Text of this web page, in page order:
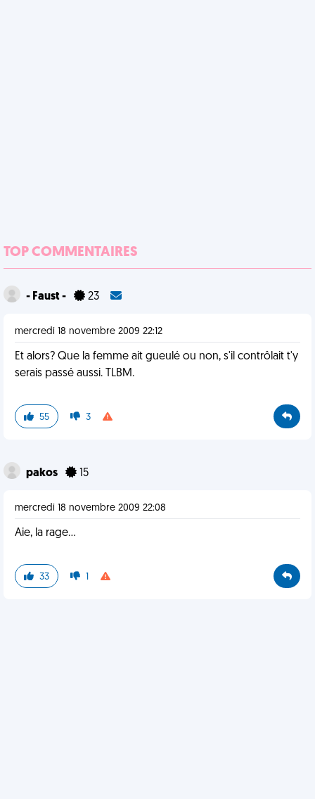
TOP COMMENTAIRES
- Faust - 23
mercredi 18 novembre 2009 22:12
Et alors? Que la femme ait gueulé ou non, s'il contrôlait t'y
serais passé aussi. TLBM.
55 3
pakos 15
mercredi 18 novembre 2009 22:08
Aie, la rage...
33 1